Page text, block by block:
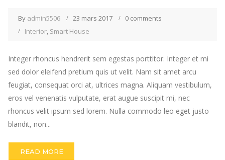
By admin5506 23 mars 2017
0 comments
Interior, Smart House
Integer rhoncus hendrerit sem egestas porttitor. Integer et mi
sed dolor eleifend pretium quis ut velit. Nam sit amet arcu
feugiat, consequat orci at, ultrices magna. Aliquam vestibulum,
eros vel venenatis vulputate, erat augue suscipit mi, nec
rhoncus velit ipsum sed lorem. Nulla commodo leo eget justo
blandit, non...
READ MORE